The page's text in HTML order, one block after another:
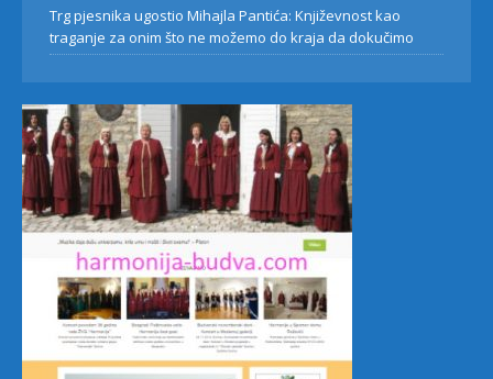
Trg pjesnika ugostio Mihajla Pantića: Književnost kao
traganje za onim što ne možemo do kraja da dokučimo